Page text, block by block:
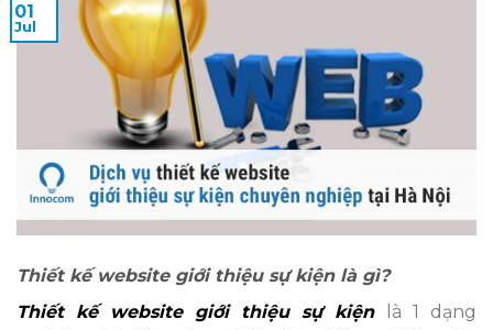
01
Jul
Thiết kế website giới thiệu sự kiện là gì?
Thiết kế website giới thiệu sự kiện
là 1 dạng